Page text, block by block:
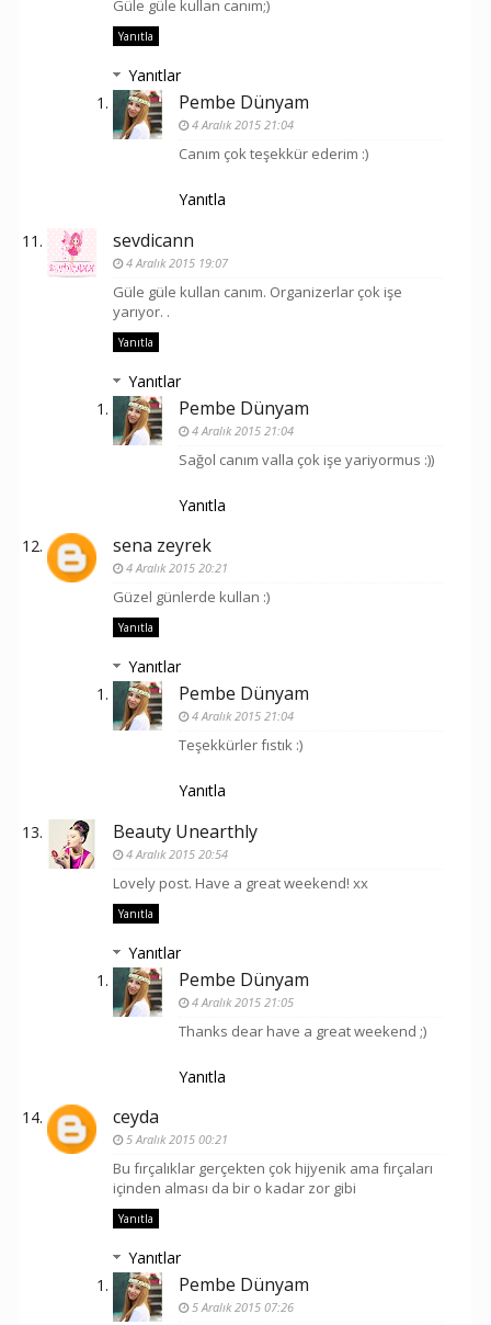
Güle güle kullan canım;)
Yanıtla
Yanıtlar
Pembe Dünyam
4 Aralık 2015 21:04
Canım çok teşekkür ederim :)
Yanıtla
sevdicann
4 Aralık 2015 19:07
Güle güle kullan canım. Organizerlar çok işe
yarıyor. .
Yanıtla
Yanıtlar
Pembe Dünyam
4 Aralık 2015 21:04
Sağol canım valla çok işe yariyormus :))
Yanıtla
sena zeyrek
4 Aralık 2015 20:21
Güzel günlerde kullan :)
Yanıtla
Yanıtlar
Pembe Dünyam
4 Aralık 2015 21:04
Teşekkürler fıstık :)
Yanıtla
Beauty Unearthly
4 Aralık 2015 20:54
Lovely post. Have a great weekend! xx
Yanıtla
Yanıtlar
Pembe Dünyam
4 Aralık 2015 21:05
Thanks dear have a great weekend ;)
Yanıtla
ceyda
5 Aralık 2015 00:21
Bu fırçalıklar gerçekten çok hijyenik ama fırçaları
içinden alması da bir o kadar zor gibi
Yanıtla
Yanıtlar
Pembe Dünyam
5 Aralık 2015 07:26